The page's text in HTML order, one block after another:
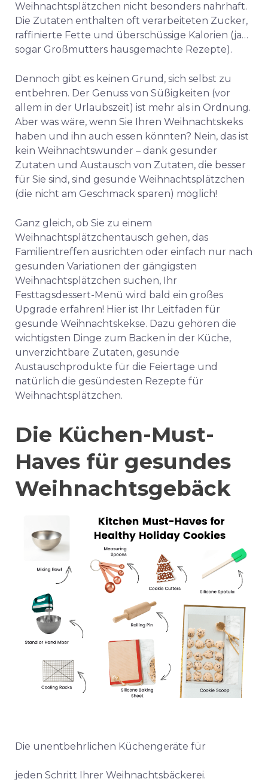
Weihnachtsplätzchen nicht besonders nahrhaft.
Die Zutaten enthalten oft verarbeiteten Zucker,
raffinierte Fette und überschüssige Kalorien (ja…
sogar Großmutters hausgemachte Rezepte).
Dennoch gibt es keinen Grund, sich selbst zu
entbehren. Der Genuss von Süßigkeiten (vor
allem in der Urlaubszeit) ist mehr als in Ordnung.
Aber was wäre, wenn Sie Ihren Weihnachtskeks
haben und ihn auch essen könnten? Nein, das ist
kein Weihnachtswunder – dank gesunder
Zutaten und Austausch von Zutaten, die besser
für Sie sind, sind gesunde Weihnachtsplätzchen
(die nicht am Geschmack sparen) möglich!
Ganz gleich, ob Sie zu einem
Weihnachtsplätzchentausch gehen, das
Familientreffen ausrichten oder einfach nur nach
gesunden Variationen der gängigsten
Weihnachtsplätzchen suchen, Ihr
Festtagsdessert-Menü wird bald ein großes
Upgrade erfahren! Hier ist Ihr Leitfaden für
gesunde Weihnachtskekse. Dazu gehören die
wichtigsten Dinge zum Backen in der Küche,
unverzichtbare Zutaten, gesunde
Austauschprodukte für die Feiertage und
natürlich die gesündesten Rezepte für
Weihnachtsplätzchen.
Die Küchen-Must-
Haves für gesundes
Weihnachtsgebäck
Die unentbehrlichen Küchengeräte für
jeden Schritt Ihrer Weihnachtsbäckerei.